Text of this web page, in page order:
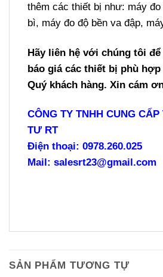
thêm các thiết bị như: máy
bì, máy đo độ bền va đập,
Hãy liên hệ với chúng tôi
báo giá các thiết bị phù
Quý khách hàng. Xin cám
CÔNG TY TNHH CUNG
TƯ RT
Điện thoại: 0978.260.025
Mail: salesrt23@gmail.com
SẢN PHẨM TƯƠNG TỰ